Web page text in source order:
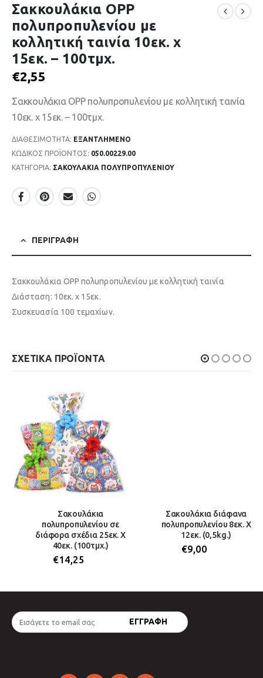
Σακκουλάκια OPP
πολυπροπυλενίου με
κολλητική ταινία 10εκ. x
15εκ. – 100τμχ.
€2,55
Σακκουλάκια OPP πολυπροπυλενίου με κολλητική ταινία
10εκ. x 15εκ. – 100τμχ.
ΔΙΑΘΕΣΙΜΌΤΗΤΑ: ΕΞΑΝΤΛΗΜΈΝΟ
ΚΩΔΙΚΌΣ ΠΡΟΪΌΝΤΟΣ: 050.00229.00
ΚΑΤΗΓΟΡΊΑ: ΣΑΚΟΥΛΑΚΙΑ ΠΟΛΥΠΡΟΠΥΛΕΝΙΟΥ
ΠΕΡΙΓΡΑΦΉ
Σακκουλάκια OPP πολυπροπυλενίου με κολλητική ταινία
Διάσταση: 10εκ. x 15εκ.
Συσκευασία 100 τεμαχίων.
ΣΧΕΤΙΚΆ ΠΡΟΪΌΝΤΑ
Σακουλάκια
πολυπροπυλενίου σε
διάφορα σχέδια 25εκ. Χ
40εκ. (100τμχ.)
€14,25
Σακουλάκια διάφανα
πολυπροπυλενίου 8εκ. Χ
12εκ. (0,5kg.)
€9,00